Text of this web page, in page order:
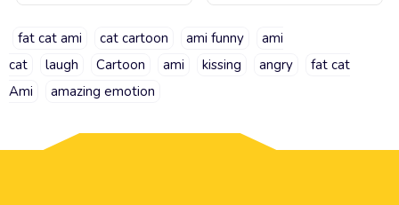
fat cat ami cat cartoon ami funny
ami
cat
laugh Cartoon ami kissing angry
fat cat
Ami
amazing emotion